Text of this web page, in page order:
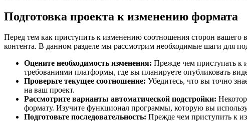
Подготовка проекта к изменению формата
Перед тем как приступить к изменению соотношения сторон вашего
контента. В данном разделе мы рассмотрим необходимые шаги для
Оцените необходимость изменения: Прежде чем приступать к
требованиями платформы, где вы планируете опубликовать
Проверьте текущее соотношение: Убедитесь, что вы точно
на ваш проект.
Рассмотрите варианты автоматической подстройки:
формату. Изучите функционал программы, которую вы
Подготовьте последовательность: Прежде чем приступить к